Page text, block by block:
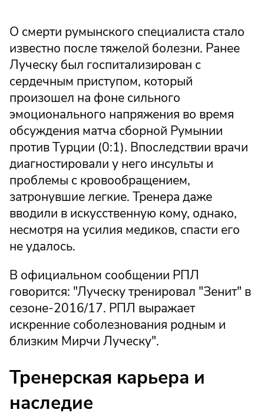
О смерти румынского специалиста стало
известно после тяжелой болезни. Ранее
Луческу был госпитализирован с
сердечным приступом, который
произошел на фоне сильного
эмоционального напряжения во время
обсуждения матча сборной Румынии
против Турции (0:1). Впоследствии врачи
диагностировали у него инсульты и
проблемы с кровообращением,
затронувшие легкие. Тренера даже
вводили в искусственную кому, однако,
несмотря на усилия медиков, спасти его
не удалось.
В официальном сообщении РПЛ
говорится: "Луческу тренировал "Зенит" в
сезоне-2016/17. РПЛ выражает
искренние соболезнования родным и
близким Мирчи Луческу".
Тренерская карьера и
наследие